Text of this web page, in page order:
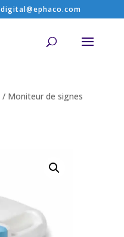
digital@ephaco.com
/ Moniteur de signes